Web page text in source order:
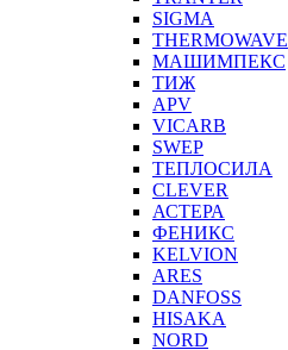
SIGMA
THERMOWAVE
МАШИМПЕКС
ТИЖ
APV
VICARB
SWEP
ТЕПЛОСИЛА
CLEVER
АСТЕРА
ФЕНИКС
KELVION
ARES
DANFOSS
HISAKA
NORD